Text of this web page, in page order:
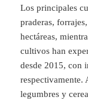
Los principales
praderas,
hectáreas,
cultivos han
desde 2015, con
respectivamente.
legumbres y